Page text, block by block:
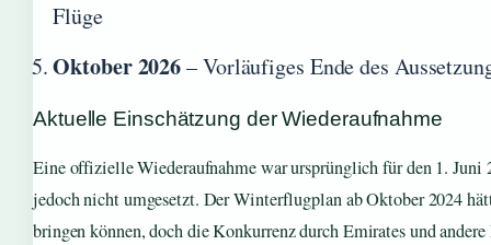
Flüge
Oktober 2026– Vorläufiges Ende des
Aktuelle Einschätzung der Wiederaufnahme
Eine offizielle Wiederaufnahme war ursprünglich für den 1. Juni
jedoch nicht umgesetzt. Der Winterflugplan ab Oktober 2024
bringen können, doch die Konkurrenz durch Emirates und